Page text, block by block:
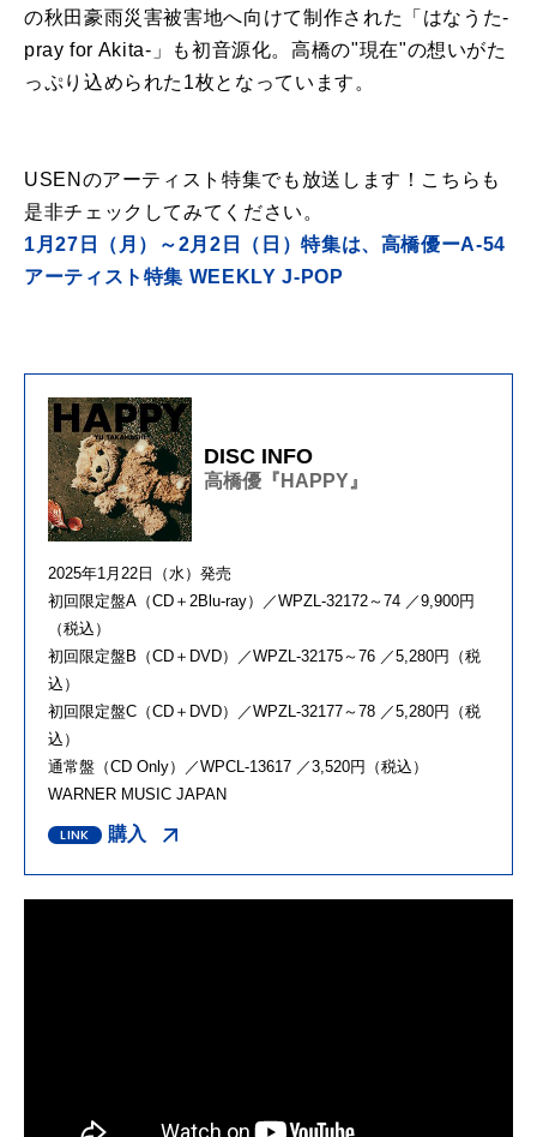
の秋田豪雨災害被害地へ向けて制作された「はなうた-
pray for Akita-」も初音源化。高橋の"現在"の想いがた
っぷり込められた1枚となっています。
USENのアーティスト特集でも 放送します！こちらも
是非チェックしてみてください。
1月27日（月）～2月2日（日）特集は、高橋優ーA-54
アーティスト特集 WEEKLY J-POP
DISC INFO
高橋優『HAPPY』
2025年1月22日（水）発売
初回限定盤A（CD＋2Blu-ray）／WPZL-32172～74 ／9,900円
（税込）
初回限定盤B（CD＋DVD）／WPZL-32175～76 ／5,280円（税
込）
初回限定盤C（CD＋DVD）／WPZL-32177～78 ／5,280円（税
込）
通常盤（CD Only）／WPCL-13617 ／3,520円（税込）
WARNER MUSIC JAPAN
購入